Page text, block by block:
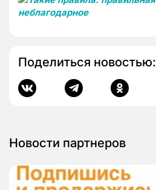
Поделиться новостью:
Новости партнеров